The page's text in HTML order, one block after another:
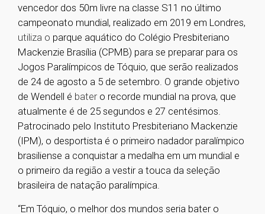
vencedor dos 50m livre na classe S11 no último
campeonato mundial, realizado em 2019 em Londres,
utiliza o parque aquático do Colégio Presbiteriano
Mackenzie Brasília (CPMB) para se preparar para os
Jogos Paralímpicos de Tóquio, que serão realizados
de 24 de agosto a 5 de setembro. O grande objetivo
de Wendell é bater o recorde mundial na prova, que
atualmente é de 25 segundos e 27 centésimos.
Patrocinado pelo Instituto Presbiteriano Mackenzie
(IPM), o desportista é o primeiro nadador paralímpico
brasiliense a conquistar a medalha em um mundial e
o primeiro da região a vestir a touca da seleção
brasileira de natação paralímpica.
“Em Tóquio, o melhor dos mundos seria bater o